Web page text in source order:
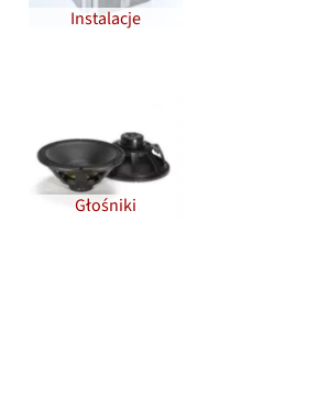
Instalacje
Głośniki